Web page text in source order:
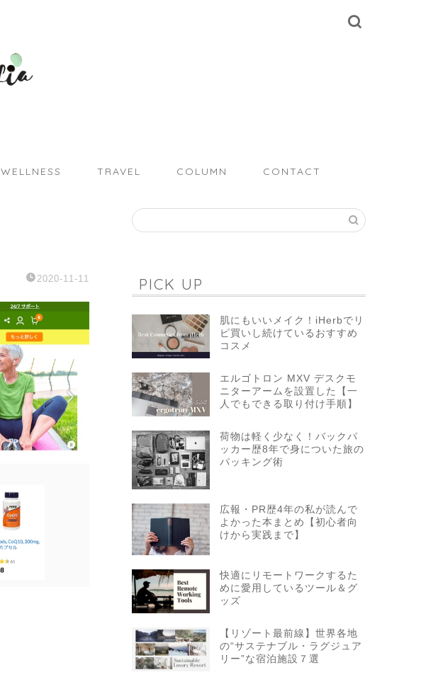
WELLNESS TRAVEL COLUMN CONTACT
2020-11-11 PICK UP
肌にもいいメイク！iHerbでリ
ピ買いし続けているおすすめ
コスメ
エルゴトロン MXV デスクモ
ニターアームを設置した【一
人でもできる取り付け手順】
荷物は軽く少なく！バックパ
ッカー歴8年で身についた旅の
パッキング術
広報・PR歴4年の私が読んで
よかった本まとめ【初心者向
けから実践まで】
快適にリモートワークするた
めに愛用しているツール＆グ
ッズ
【リゾート最前線】世界各地
の“サステナブル・ラグジュア
リー”な宿泊施設７選